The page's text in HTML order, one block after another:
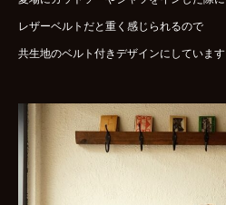
レザーベルトだと重く感じられるので
共生地のベルト付きデザインにしています